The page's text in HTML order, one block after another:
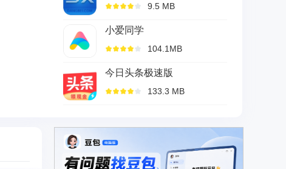
9.5 MB
小爱同学
104.1MB
今日头条极速版
133.3 MB